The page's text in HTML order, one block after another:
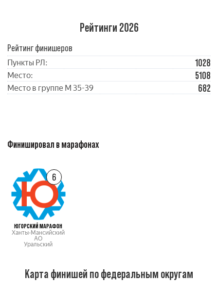
Рейтинги 2026
Рейтинг финишеров
Пункты РЛ: 1028
Место: 5108
Место в группе М 35-39 682
Финишировал в марафонах
6
ЮГОРСКИЙ МАРАФОН
Ханты-Мансийский
АО
Уральский
Карта финишей по федеральным округам